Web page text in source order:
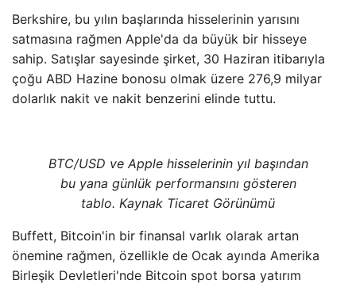
Berkshire, bu yılın başlarında hisselerinin yarısını
satmasına rağmen Apple'da da büyük bir hisseye
sahip. Satışlar sayesinde şirket, 30 Haziran itibarıyla
çoğu ABD Hazine bonosu olmak üzere 276,9 milyar
dolarlık nakit ve nakit benzerini elinde tuttu.
BTC/USD ve Apple hisselerinin yıl başından
bu yana günlük performansını gösteren
tablo. Kaynak Ticaret Görünümü
Buffett, Bitcoin'in bir finansal varlık olarak artan
önemine rağmen, özellikle de Ocak ayında Amerika
Birleşik Devletleri'nde Bitcoin spot borsa yatırım